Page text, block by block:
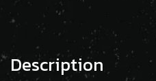
Description